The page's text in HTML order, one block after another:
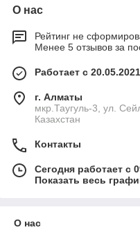
О нас
Рейтинг не
Менее 5 отзывов за
Работает с 20.05.2021
г. Алматы
мкр.Таугуль-3, ул.
Казахстан
Контакты
Сегодня работает с
Показать весь
О нас